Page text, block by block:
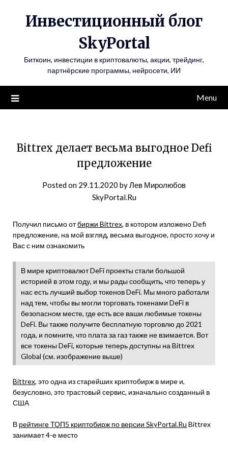
Инвестиционный блог
SkyPortal
Биткоин, инвестиции в криптовалюты, акции, трейдинг,
партнёрские программы, нейросети, ИИ
Menu
Bittrex делает весьма выгодное Defi
предложение
Posted on 29.11.2020 byЛев Миролюбов
SkyPortal.Ru
Получил письмо отбиржи Bittrex, в котором изложено Defi
предложение, на мой взгляд, весьма выгодное, просто хочу и
Вас с ним ознакомить
В мире криптовалют DeFi проекты стали большой
историей в этом году, и мы рады сообщить, что теперь у
нас есть лучший выбор токенов DeFi. Мы много работали
над тем, чтобы вы могли торговать токенами DeFi в
безопасном месте, где есть все ваши любимые токены
DeFi. Вы также получите бесплатную торговлю до 2021
года, и помните, что плата за газ также не взимается. Вот
все токены DeFi, которые теперь доступны на Bittrex
Global (см. изображение выше)
Bittrex, это одна из старейших криптобирж в мире и,
безусловно, это трастовый сервис, изначально созданный в
США
В рейтинге ТОП5 криптобирж по версии SkyPortal.Ru Bittrex
занимает 4-е место